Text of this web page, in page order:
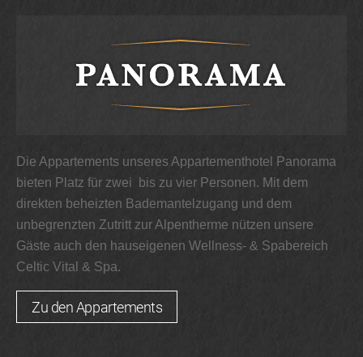
Die Appartements unseres Appartementhotel Panorama
bieten Platz für zwei bis zu vier Personen. Mit dem
direkten beheizten Bademantelzugang und dem
unbegrenzten Zutritt zur Alpentherme nützen unsere
Gäste auch den hauseigenen Wellness- & Spabereich
Celtic Vital & Spa.
Zu den Appartements